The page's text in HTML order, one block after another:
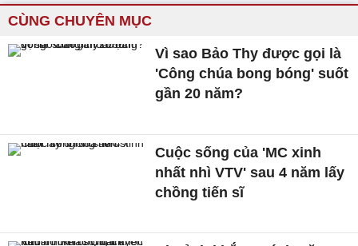
CÙNG CHUYÊN MỤC
Vì sao Bảo Thy được gọi là
'Công chúa bong bóng' suốt
gần 20 năm?
Cuộc sống của 'MC xinh
nhất nhì VTV' sau 4 năm lấy
chồng tiến sĩ